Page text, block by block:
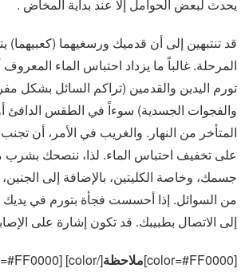
يحدث لبعض الحوامل إلا عند بداية المخاض .
قد تنتبهين إلى أن قدميك ورسغيهما (كعبيهما)
المرحلة. غالباً ما يزداد احتباس الماء المعروف
تورم اليدين والقدمين (تراكم السائل بشكل
والفجوات الجسدية) سوءاً في الطقس الدافئ
المتأخر من النهار. والغريب في الأمر، أن
على تخفيف احتباس الماء. لذا، ننصحك بشرب
جسمك، وخاصة الكليتين، بالإضافة إلى الجنين،
من السوائل. إذا أحسست فجأة بتورم في
إلى الاتصال بطبيبك. قد تكون إشارة على
[color=#FF0000] ملاحظة[/color] [color=#FF0000]:[/color]